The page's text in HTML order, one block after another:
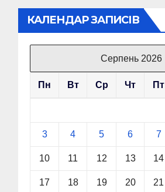
КАЛЕНДАР ЗАПИСІВ
Серпень 2026
Пн Вт Ср Чт Пт
3 4 5 6 7
10 11 12 13 14
17 18 19 20 21